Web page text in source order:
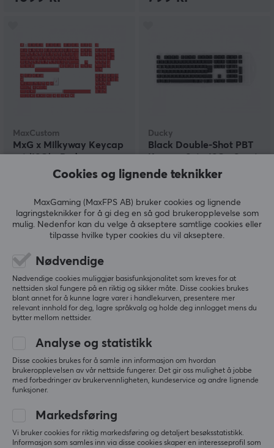
MaxCustom
MxG x Milkyway Keycap
set (ISO) - Red
799 kr
Ducky
Black Double-Shot PBT
Keycap Set - ISO - Svart
(4)
599 kr
KBDfans
PBTfans Lucy R2 - Base
kit
(0)
Keymoji
Animal Ice Cream -
(1)
Cookies og lignende teknikker
MaxGaming (MaxFPS AB) bruker cookies og lignende
lagringsteknikker for å gi deg en så god brukeropplevelse som
mulig. Nedenfor kan du velge å akseptere samtlige cookies eller
tilpasse hvilke typer cookies du vil akseptere.
Nødvendige
Nødvendige cookies muliggjør basisfunksjonalitet som kreves for at
nettsiden skal fungere på en riktig og sikker måte. Disse cookies brukes
blant annet for å kunne lagre varer i handlekurven, presentere mer
relevant innhold for deg, lagre språkvalg og holde deg innlogget mens du
bytter mellom nettsider.
Analyse og statistikk
Disse cookies brukes for å samle inn informasjon om hvordan
brukeropplevelsen av vår nettside fungerer. Det gir oss mulighet å jobbe
med forbedringer av brukervennligheten, kundeservice og andre lignende
funksjoner.
Markedsføring
Vi bruker cookies for riktig markedsføring og detaljert besøksstatistikk.
Informasjon som samles inn via disse cookies skaper en interesseprofil som